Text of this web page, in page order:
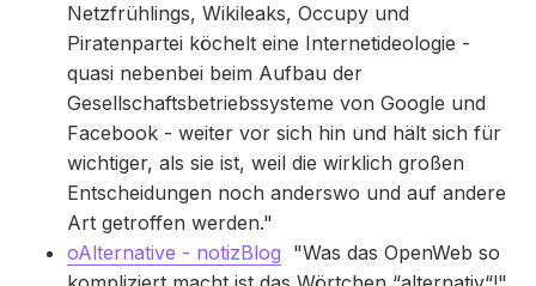
Netzfrühlings, Wikileaks, Occupy und
Piratenpartei köchelt eine Internetideologie -
quasi nebenbei beim Aufbau der
Gesellschaftsbetriebssysteme von Google und
Facebook - weiter vor sich hin und hält sich für
wichtiger, als sie ist, weil die wirklich großen
Entscheidungen noch anderswo und auf andere
Art getroffen werden."
oAlternative - notizBlog "Was das OpenWeb so